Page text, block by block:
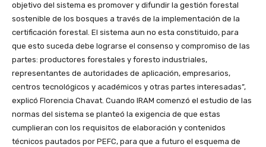
objetivo del sistema es promover y difundir la gestión forestal
sostenible de los bosques a través de la implementación de la
certificación forestal. El sistema aun no esta constituido, para
que esto suceda debe lograrse el consenso y compromiso de las
partes: productores forestales y foresto industriales,
representantes de autoridades de aplicación, empresarios,
centros tecnológicos y académicos y otras partes interesadas”,
explicó Florencia Chavat. Cuando IRAM comenzó el estudio de las
normas del sistema se planteó la exigencia de que estas
cumplieran con los requisitos de elaboración y contenidos
técnicos pautados por PEFC, para que a futuro el esquema de